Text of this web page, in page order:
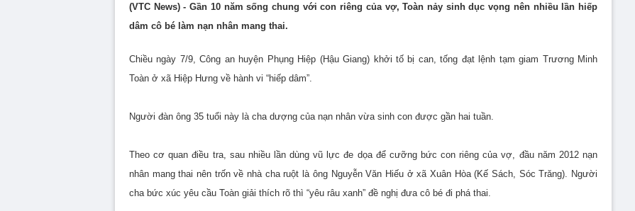
(VTC News) - Gần 10 năm sống chung với con riêng của vợ, Toàn nảy sinh dục vọng nên nhiều lần hiếp
dâm cô bé làm nạn nhân mang thai.
Chiều ngày 7/9, Công an huyện Phụng Hiệp (Hậu Giang) khởi tố bị can, tống đạt lệnh tạm giam Trương Minh
Toàn ở xã Hiệp Hưng về hành vi “hiếp dâm”.
Người đàn ông 35 tuổi này là cha dượng của nạn nhân vừa sinh con được gần hai tuần.
Theo cơ quan điều tra, sau nhiều lần dùng vũ lực đe dọa để cưỡng bức con riêng của vợ, đầu năm 2012 nạn
nhân mang thai nên trốn về nhà cha ruột là ông Nguyễn Văn Hiếu ở xã Xuân Hòa (Kế Sách, Sóc Trăng). Người
cha bức xúc yêu cầu Toàn giải thích rõ thì “yêu râu xanh” đề nghị đưa cô bé đi phá thai.